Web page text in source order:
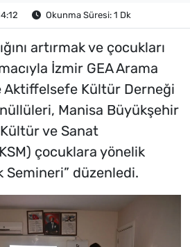
Okunma Süresi: 1 Dk
artırmak ve çocukları
İzmir GEA Arama
Aktiffelsefe Kültür Derneği
Manisa Büyükşehir
ve Sanat
çocuklara yönelik
Semineri” düzenledi.